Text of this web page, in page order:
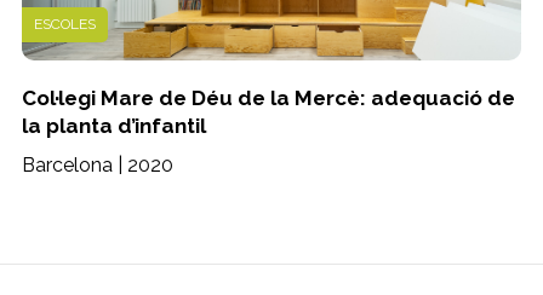
ESCOLES
Col·legi Mare de Déu de la Mercè: adequació de
la planta d’infantil
Barcelona | 2020